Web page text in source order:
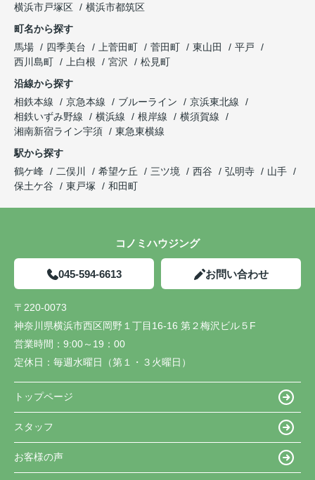
横浜市戸塚区
横浜市都筑区
町名から探す
馬場
四季美台 上菅田町 菅田町 東山田
平戸
西川島町
上白根 宮沢
松見町
沿線から探す
相鉄本線
京急本線 ブルーライン
京浜東北線
相鉄いずみ野線
横浜線 根岸線
横須賀線
湘南新宿ライン宇須
東急東横線
駅から探す
鶴ケ峰
二俣川 希望ケ丘 三ツ境 西谷 弘明寺
山手
保土ケ谷
東戸塚 和田町
コノミハウジング
045-594-6613 お問い合わせ
〒220-0073
神奈川県横浜市西区岡野１丁目16-16 第２梅沢ビル５F
営業時間： 9:00～19：00
定休日： 毎週水曜日（第１・３火曜日）
トップページ
スタッフ
お客様の声